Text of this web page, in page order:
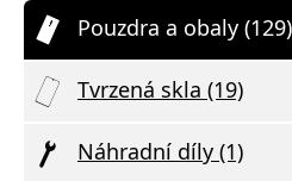
Pouzdra a obaly (129)
Tvrzená skla (19)
Náhradní díly (1)